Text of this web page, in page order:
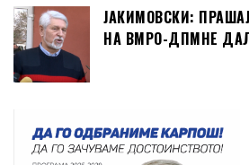
ЈАКИМОВСКИ:
НА ВМРО-ДПМНЕ